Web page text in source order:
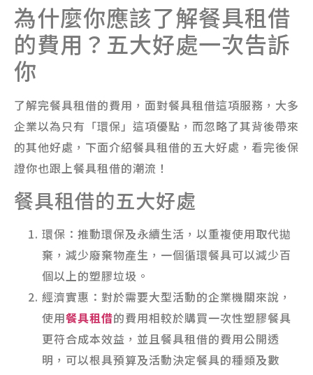
為什麼你應該了解餐具租借
的費用？五大好處一次告訴
你
了解完餐具租借的費用，面對餐具租借這項服務，大多
企業以為只有「環保」這項優點，而忽略了其背後帶來
的其他好處，下面介紹餐具租借的五大好處，看完後保
證你也跟上餐具租借的潮流！
餐具租借的五大好處
環保：推動環保及永續生活，以重複使用取代拋
棄，減少廢棄物產生，一個循環餐具可以減少百
個以上的塑膠垃圾。
經濟實惠：對於需要大型活動的企業機關來說，
使用餐具租借的費用相較於購買一次性塑膠餐具
更符合成本效益，並且餐具租借的費用公開透
明，可以根具預算及活動決定餐具的種類及數